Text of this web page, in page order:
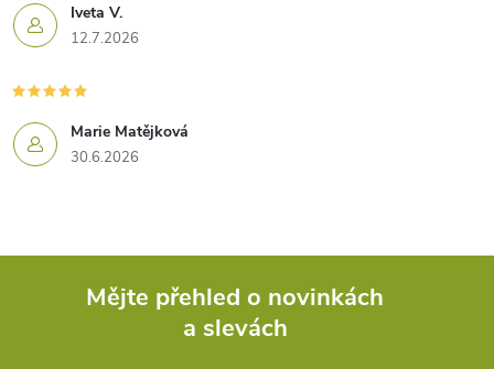
Iveta V.
12.7.2026
Marie Matějková
30.6.2026
Mějte přehled o novinkách
a slevách